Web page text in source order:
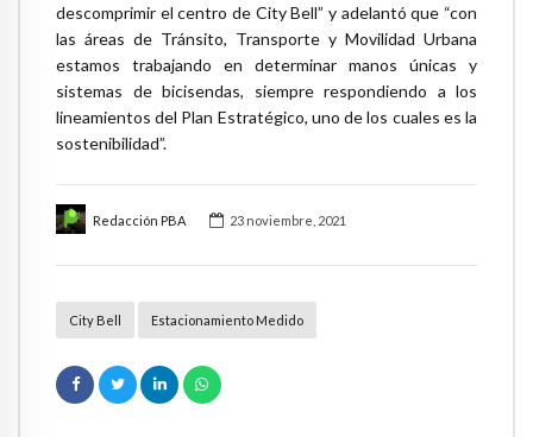
Redacción PBA 23 noviembre, 2021
City Bell Estacionamiento Medido
descomprimir el centro de City Bell” y adelantó que “con
las áreas de Tránsito, Transporte y Movilidad Urbana
estamos trabajando en determinar manos únicas y
sistemas de bicisendas, siempre respondiendo a los
lineamientos del Plan Estratégico, uno de los cuales es la
sostenibilidad”.